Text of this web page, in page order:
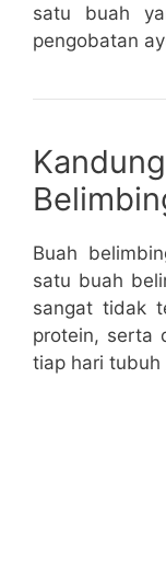
satu buah
pengobatan
Buah
satu buah
sangat tidak
protein, serta
tiap hari tubuh